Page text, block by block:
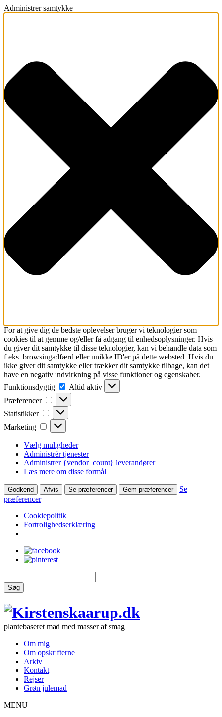
Administrer samtykke
For at give dig de bedste oplevelser bruger vi teknologier som
cookies til at gemme og/eller få adgang til enhedsoplysninger. Hvis
du giver dit samtykke til disse teknologier, kan vi behandle data som
f.eks. browsingadfærd eller unikke ID'er på dette websted. Hvis du
ikke giver dit samtykke eller trækker dit samtykke tilbage, kan det
have en negativ indvirkning på visse funktioner og egenskaber.
Funktionsdygtig
Funktionsdygtig
Altid aktiv
Præferencer
Præferencer
Statistikker Statistikker
Marketing Marketing
Vælg muligheder
Administrér tjenester
Administrer {vendor_count} leverandører
Læs mere om disse formål
Godkend Afvis Se præferencer Gem præferencer
Se
præferencer
Cookiepolitik
Fortrolighedserklæring
Søg
plantebaseret mad med masser af smag
Om mig
Om opskrifterne
Arkiv
Kontakt
Rejser
Grøn julemad
MENU